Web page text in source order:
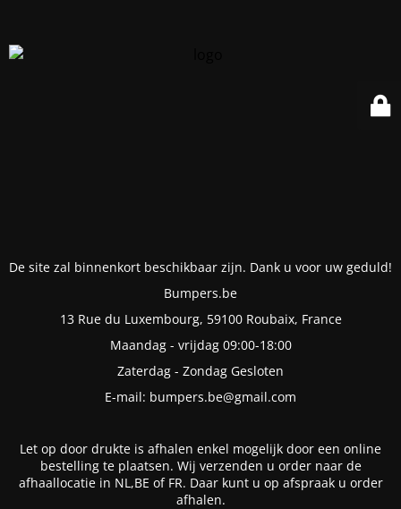
De site zal binnenkort beschikbaar zijn. Dank u voor uw geduld!
Bumpers.be
13 Rue du Luxembourg, 59100 Roubaix, France
Maandag - vrijdag 09:00-18:00
Zaterdag - Zondag Gesloten
E-mail: bumpers.be@gmail.com
Let op door drukte is afhalen enkel mogelijk door een online
bestelling te plaatsen. Wij verzenden u order naar de
afhaallocatie in NL,BE of FR. Daar kunt u op afspraak u order
afhalen.